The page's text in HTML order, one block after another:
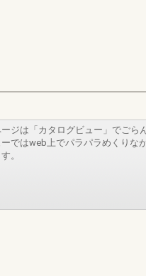
ジは「カタログビュー」でごら
ではweb上でパラパラめくりな
。